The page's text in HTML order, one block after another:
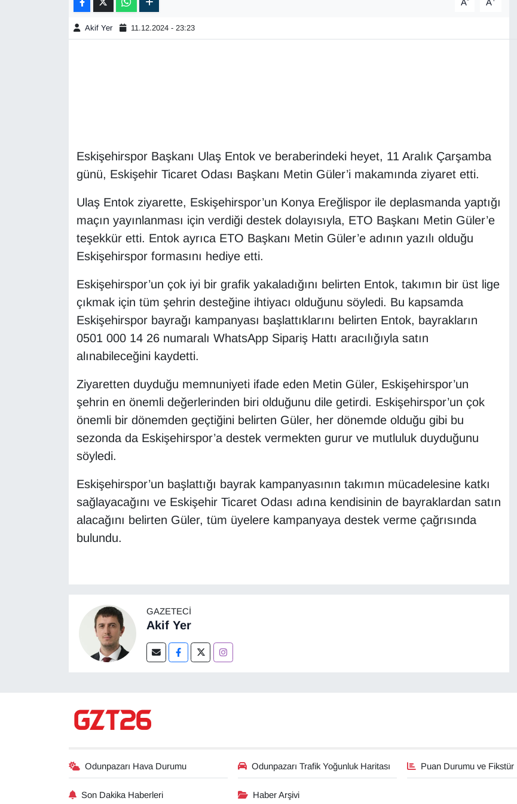
A A
Akif Yer 11.12.2024 - 23:23
Eskişehirspor Başkanı Ulaş Entok ve beraberindeki heyet, 11 Aralık Çarşamba
günü, Eskişehir Ticaret Odası Başkanı Metin Güler’i makamında ziyaret etti.
Ulaş Entok ziyarette, Eskişehirspor’un Konya Ereğlispor ile deplasmanda yaptığı
maçın yayınlanması için verdiği destek dolayısıyla, ETO Başkanı Metin Güler’e
teşekkür etti. Entok ayrıca ETO Başkanı Metin Güler’e adının yazılı olduğu
Eskişehirspor formasını hediye etti.
Eskişehirspor’un çok iyi bir grafik yakaladığını belirten Entok, takımın bir üst lige
çıkmak için tüm şehrin desteğine ihtiyacı olduğunu söyledi. Bu kapsamda
Eskişehirspor bayrağı kampanyası başlattıklarını belirten Entok, bayrakların
0501 000 14 26 numaralı WhatsApp Sipariş Hattı aracılığıyla satın
alınabileceğini kaydetti.
Ziyaretten duyduğu memnuniyeti ifade eden Metin Güler, Eskişehirspor’un
şehrin en önemli değerlerinden biri olduğunu dile getirdi. Eskişehirspor’un çok
önemli bir dönemden geçtiğini belirten Güler, her dönemde olduğu gibi bu
sezonda da Eskişehirspor’a destek vermekten gurur ve mutluluk duyduğunu
söyledi.
Eskişehirspor’un başlattığı bayrak kampanyasının takımın mücadelesine katkı
sağlayacağını ve Eskişehir Ticaret Odası adına kendisinin de bayraklardan satın
alacağını belirten Güler, tüm üyelere kampanyaya destek verme çağrısında
bulundu.
GAZETECI
Akif Yer
Odunpazarı Hava Durumu Odunpazarı Trafik Yoğunluk Haritası Puan Durumu ve Fikstür
Son Dakika Haberleri Haber Arşivi